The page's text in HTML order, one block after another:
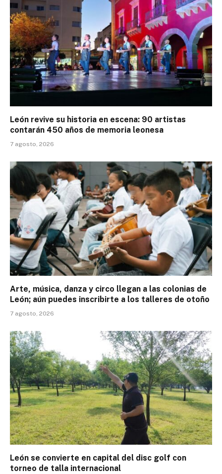
León revive su historia en escena: 90 artistas
contarán 450 años de memoria leonesa
7 agosto, 2026
Arte, música, danza y circo llegan a las colonias de
León; aún puedes inscribirte a los talleres de otoño
7 agosto, 2026
León se convierte en capital del disc golf con
torneo de talla internacional